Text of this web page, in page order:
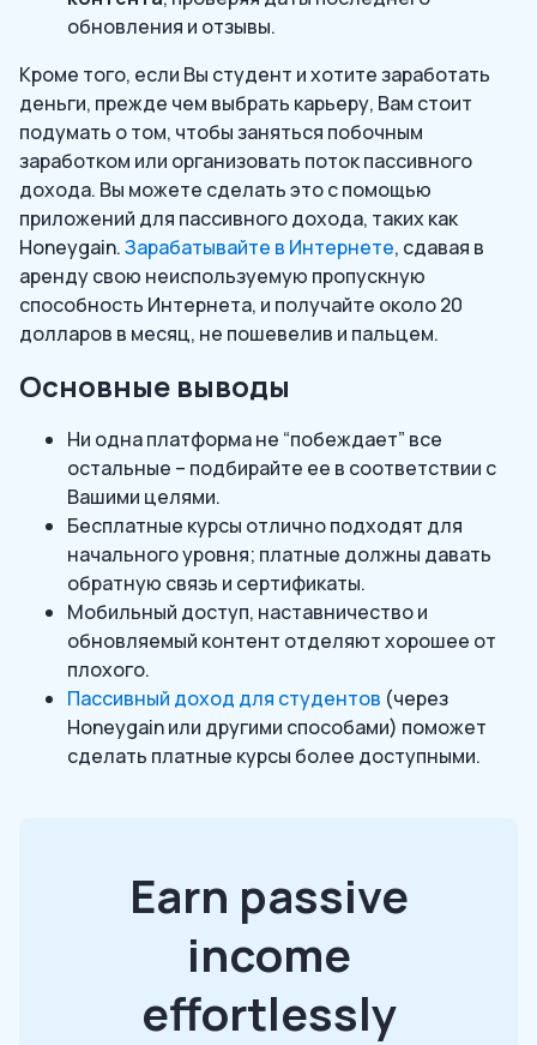
обновления и отзывы.
Кроме того, если Вы студент и хотите заработать
деньги, прежде чем выбрать карьеру, Вам стоит
подумать о том, чтобы заняться побочным
заработком или организовать поток пассивного
дохода. Вы можете сделать это с помощью
приложений для пассивного дохода, таких как
Honeygain.Зарабатывайте в Интернете, сдавая в
аренду свою неиспользуемую пропускную
способность Интернета, и получайте около 20
долларов в месяц, не пошевелив и пальцем.
Основные выводы
Ни одна платформа не “побеждает” все
остальные – подбирайте ее в соответствии с
Вашими целями.
Бесплатные курсы отлично подходят для
начального уровня; платные должны давать
обратную связь и сертификаты.
Мобильный доступ, наставничество и
обновляемый контент отделяют хорошее от
плохого.
Пассивный доход для студентов (через
Honeygain или другими способами) поможет
сделать платные курсы более доступными.
Earn passive
income
effortlessly